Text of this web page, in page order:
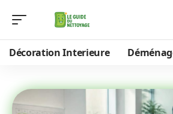
Décoration Interieure